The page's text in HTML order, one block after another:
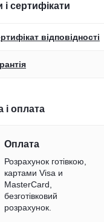
і сертифікати
відповідності
і оплата
Оплата
Розрахунок готівкою,
картами Visa и
MasterCard,
безготівковий
розрахунок.